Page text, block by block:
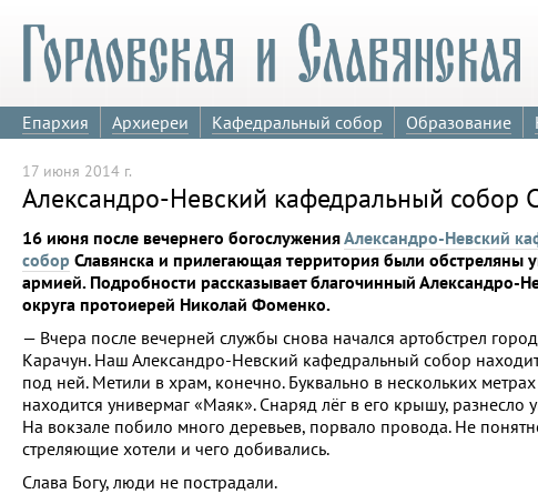
Епархия Архиереи Кафедральный собор Образование
17 июня 2014 г.
Александро-Невский кафедральный собор
16 июня после вечернего богослуженияАлександро-Невский
собор Славянска и прилегающая территория были обстреляны
армией. Подробности рассказывает благочинный Александро-
округа протоиерей Николай Фоменко.
— Вчера после вечерней службы снова начался артобстрел
Карачун. Наш Александро-Невский кафедральный собор
под ней. Метили в храм, конечно. Буквально в нескольких метрах
находится универмаг «Маяк». Снаряд лёг в его крышу, разнесло
На вокзале побило много деревьев, порвало провода. Не
стреляющие хотели и чего добивались.
Слава Богу, люди не пострадали.